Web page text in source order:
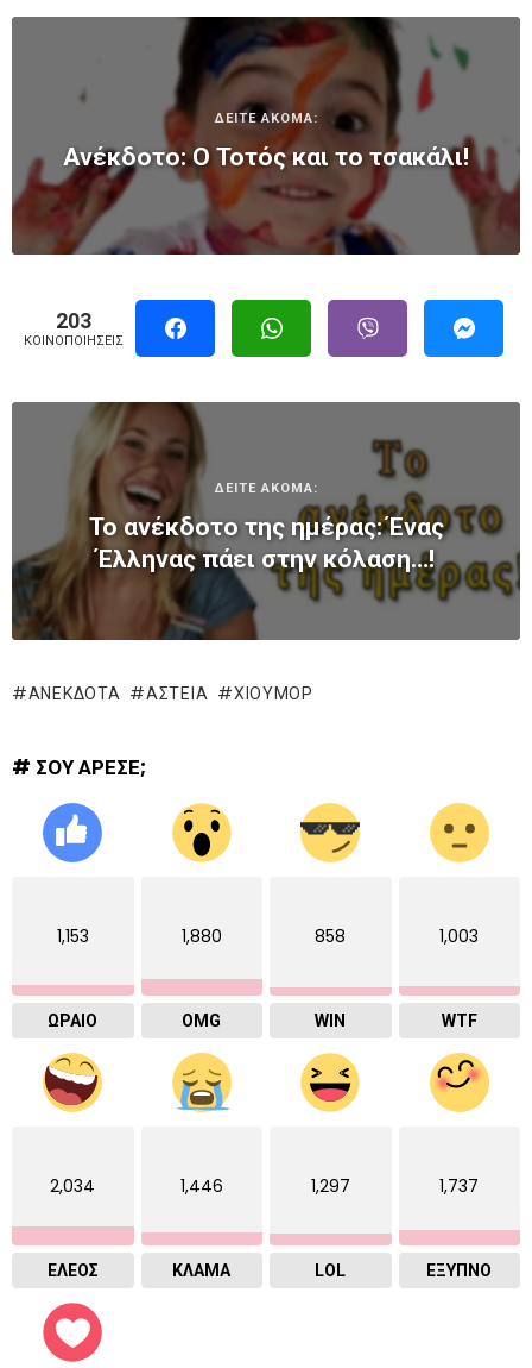
ΔΕΙΤΕ ΑΚΟΜΑ:
Ανέκδοτο: Ο Τοτός και το τσακάλι!
203
ΚΟΙΝΟΠΟΙΉΣΕΙΣ
ΔΕΙΤΕ ΑΚΟΜΑ:
To ανέκδοτο της ημέρας: Ένας
Έλληνας πάει στην κόλαση…!
ΑΝΕΚΔΟΤΑ ΑΣΤΕΊΑ ΧΙΟΎΜΟΡ
# ΣΟΥ ΑΡΕΣΕ;
1,153
ΩΡΑΙΟ
1,880
OMG
858
WIN
1,003
WTF
2,034
ΕΛΕΟΣ
1,446
ΚΛΑΜΑ
1,297
LOL
1,737
ΈΞΥΠΝΟ